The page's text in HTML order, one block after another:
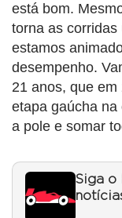
está bom.
torna as
estamos
desempenho.
21 anos, que
etapa gaúcha
a pole e somar
Siga o